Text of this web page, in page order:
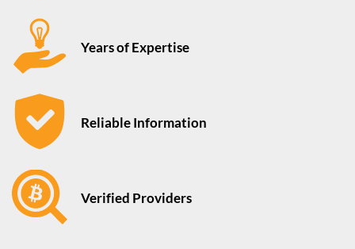
Years of Expertise
Reliable Information
Verified Providers